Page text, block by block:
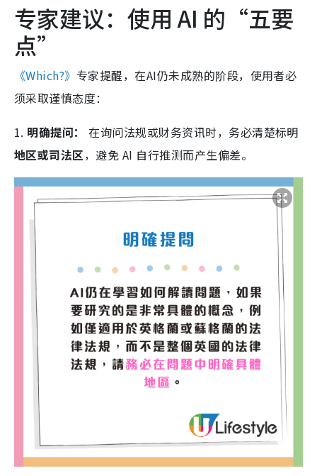
专家建议：使用 AI 的“五要
点”
《Which?》 专家提醒，在AI仍未成熟的阶段，使用者必
须采取谨慎态度：
1. 明确提问：
在询问法规或财务资讯时，务必清楚标明
地区或司法区，避免 AI 自行推测而产生偏差。